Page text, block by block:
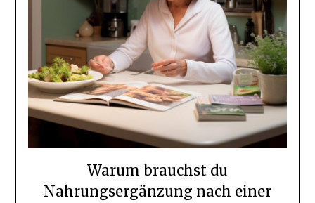
Warum brauchst du
Nahrungsergänzung nach einer